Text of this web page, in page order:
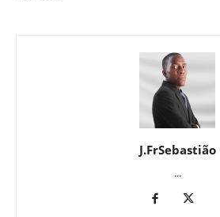
J.FrSebastião
...